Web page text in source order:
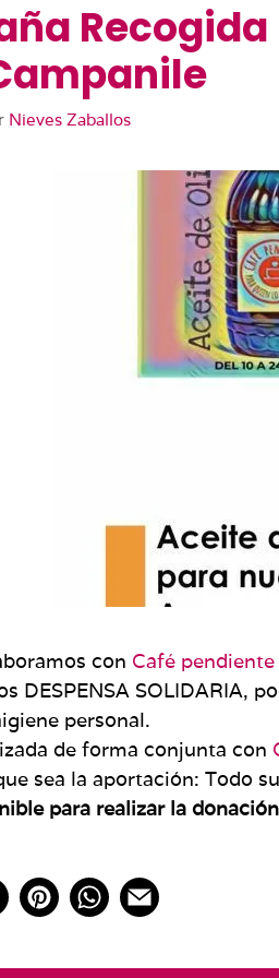
Nieves Zaballos
con Café pendiente
DESPENSA SOLIDARIA,
personal.
de forma conjunta con
sea la aportación: Todo
para realizar la